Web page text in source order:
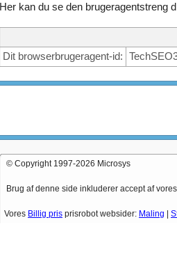
Her kan du se den brugeragentstreng
Dit browserbrugeragent-id:
© Copyright 1997-2026 Microsys
Brug af denne side inkluderer accept af
Vores Billig pris prisrobot websider: Maling |